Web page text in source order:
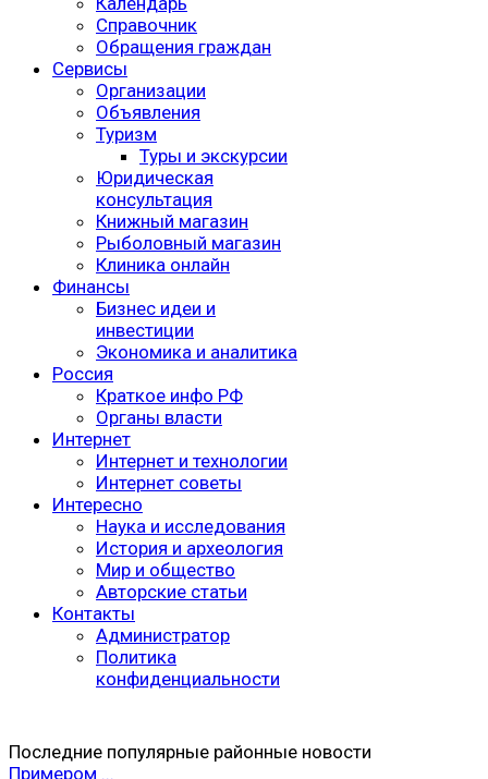
Справочник
Обращения граждан
Сервисы
Организации
Объявления
Туризм
Туры и экскурсии
Юридическая
консультация
Книжный магазин
Рыболовный магазин
Клиника онлайн
Финансы
Бизнес идеи и
инвестиции
Экономика и аналитика
Россия
Краткое инфо РФ
Органы власти
Интернет
Интернет и технологии
Интернет советы
Интересно
Наука и исследования
История и археология
Мир и общество
Авторские статьи
Контакты
Администратор
Политика
конфиденциальности
Последние популярные районные новости
Примером ...